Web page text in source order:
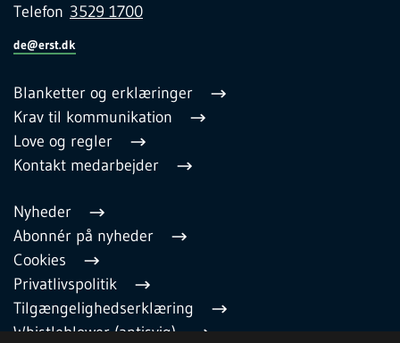
Telefon 3529 1700
de@erst.dk
Blanketter og erklæringer
Krav til kommunikation
Love og regler
Kontakt medarbejder
Nyheder
Abonnér på nyheder
Cookies
Privatlivspolitik
Tilgængelighedserklæring
Whistleblower (antisvig)